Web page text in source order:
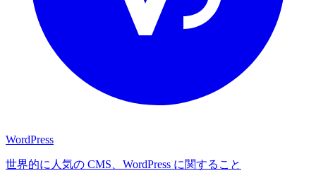
WordPress
世界的に人気の CMS、WordPress に関すること